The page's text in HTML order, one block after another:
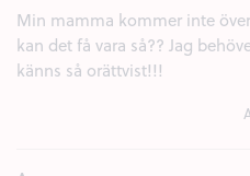
Min mamma kommer inte
kan det få vara så?? Jag
känns så orättvist!!!